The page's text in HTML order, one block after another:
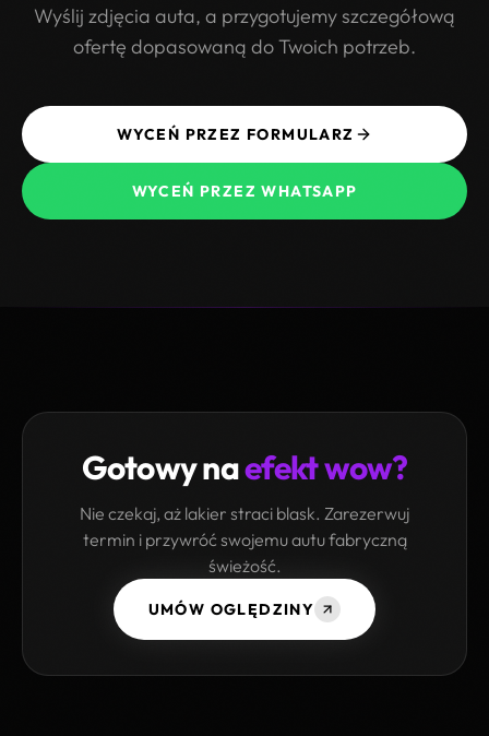
Wyślij zdjęcia auta, a przygotujemy szczegółową
ofertę dopasowaną do Twoich potrzeb.
WYCEŃ PRZEZ FORMULARZ
WYCEŃ PRZEZ WHATSAPP
Gotowy naefekt wow?
Nie czekaj, aż lakier straci blask. Zarezerwuj
termin i przywróć swojemu autu fabryczną
świeżość.
UMÓW OGLĘDZINY